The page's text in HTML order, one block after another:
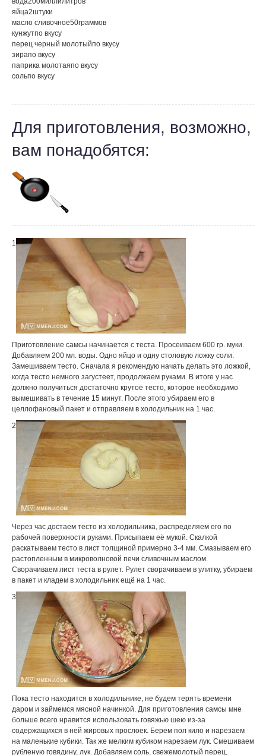
яйца2штуки
масло сливочное50граммов
кунжутпо вкусу
перец черный молотыйпо вкусу
зирапо вкусу
паприка молотаяпо вкусу
сольпо вкусу
Для приготовления, возможно,
вам понадобятся:
1
Приготовление самсы начинается с теста. Просеиваем 600 гр. муки.
Добавляем 200 мл. воды. Одно яйцо и одну столовую ложку соли.
Замешиваем тесто. Сначала я рекомендую начать делать это ложкой,
когда тесто немного загустеет, продолжаем руками. В итоге у нас
должно получиться достаточно крутое тесто, которое необходимо
вымешивать в течение 15 минут. После этого убираем его в
целлофановый пакет и отправляем в холодильник на 1 час.
2
Через час достаем тесто из холодильника, распределяем его по
рабочей поверхности руками. Присыпаем её мукой. Скалкой
раскатываем тесто в лист толщиной примерно 3-4 мм. Смазываем его
растопленным в микроволновой печи сливочным маслом.
Сворачиваем лист теста в рулет. Рулет сворачиваем в улитку, убираем
в пакет и кладем в холодильник ещё на 1 час.
3
Пока тесто находится в холодильнике, не будем терять времени
даром и займемся мясной начинкой. Для приготовления самсы мне
больше всего нравится использовать говяжью шею из-за
содержащихся в ней жировых прослоек. Берем пол кило и нарезаем
на маленькие кубики. Так же мелким кубиком нарезаем лук. Смешиваем
рубленую говядину, лук. Добавляем соль, свежемолотый перец,